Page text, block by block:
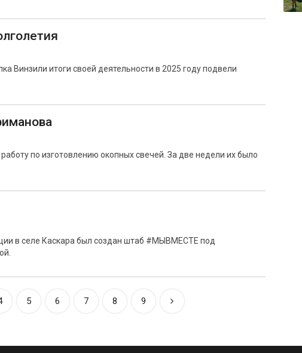
Винзили итоги своей деятельности в 2025 году подвели
по изготовлению окопных свечей. За две недели их было
в селе Каскара был создан штаб #МЫВМЕСТЕ под
5 6 7 8 9